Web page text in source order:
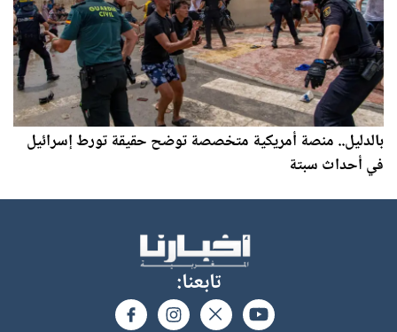
بالدليل.. منصة أمريكية متخصصة توضح حقيقة تورط إسرائيل
في أحداث سبتة
تابعنا: